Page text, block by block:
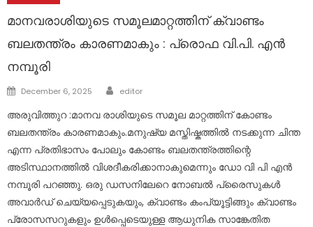
മാനവരാശിയുടെ സമൂലമാറ്റത്തിന് ക്വാണ്ടം
ബലതന്ത്രം കാരണമാകും : പ്രൊഫ വി.പി. എൻ
നമ്പൂരി
Posted
December 6, 2025 Author
editor
അരുവിത്തുറ :മാനവ രാശിയുടെ സമൂല മാറ്റത്തിന് കോണ്ടം
ബലതന്ത്രം കാരണമാകും.മനുഷ്യ മസ്തിഷ്കത്തിൽ നടക്കുന്ന ചിന്ത
എന്ന പ്രതിഭാസം പോലും കോണ്ടം ബലതന്ത്രത്തിന്റെ
അടിസ്ഥാനത്തിൽ വിശദീകരിക്കാനാകുമെന്നും ഡോ വി പി എൻ
നമ്പൂരി പറഞ്ഞു. ഒരു ഡസനിലേറെ നോബൽ പ്രൈസുകൾ
അവാർഡ് ചെയ്യപ്പെടുകയും, ക്വാണ്ടം കംപ്യൂട്ടിങ്ങും ക്വാണ്ടം
പ്രോസസറുകളും ഉൾപ്പെടെയുള്ള ആധുനിക സാങ്കേതിത